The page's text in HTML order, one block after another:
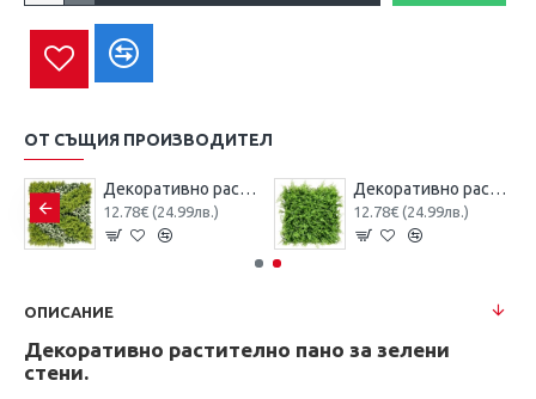
ОТ СЪЩИЯ ПРОИЗВОДИТЕЛ
Декоративно растително пано 50х50см.
12.78€ (24.99лв.)
Декоративно растително пано 50х50см.
12.78€ (24.99лв.)
ОПИСАНИЕ
Декоративно растително пано за зелени
стени.